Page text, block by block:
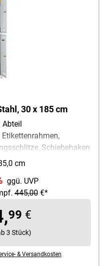
30 x 185 cm
Abteil
Schiebehaken
cm
ggü. UVP
445,00€*
99 €
3 Stück)
& Versandkosten